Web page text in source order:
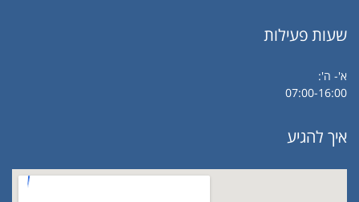
שעות פעילות
א'- ה':
07:00-16:00
איך להגיע